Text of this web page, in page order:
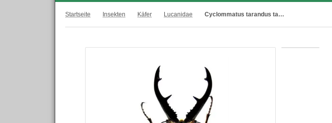
Startseite Insekten Käfer Lucanidae Cyclommatus tarandus tarandus ( 35 – 39 )